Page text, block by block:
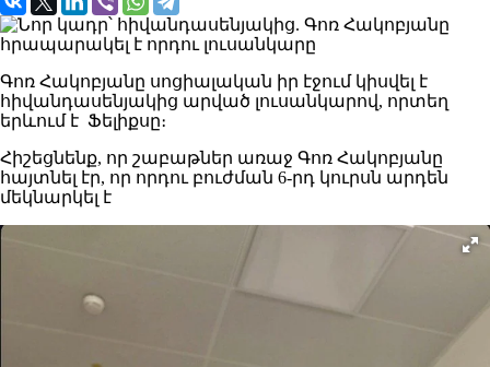
Գոռ Հակոբյանը սոցիալական իր էջում կիսվել է
հիվանդասենյակից արված լուսանկարով, որտեղ
երևում է Ֆելիքսը։
Հիշեցնենք, որ շաբաթներ առաջ Գոռ Հակոբյանը
հայտնել էր, որ որդու բուժման 6-րդ կուրսն արդեն
մեկնարկել է